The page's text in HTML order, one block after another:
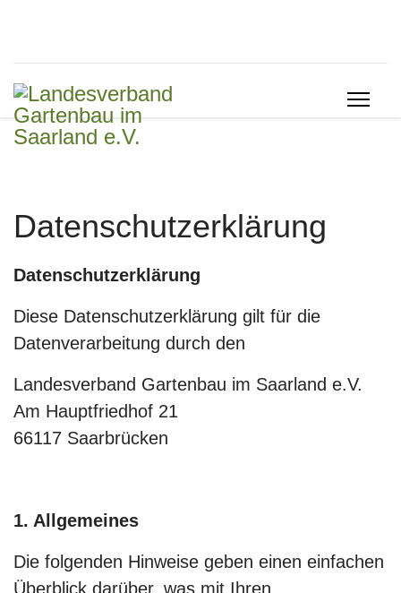
Datenschutzerklärung
Datenschutzerklärung
Diese Datenschutzerklärung gilt für die
Datenverarbeitung durch den
Landesverband Gartenbau im Saarland e.V.
Am Hauptfriedhof 21
66117 Saarbrücken
1. Allgemeines
Die folgenden Hinweise geben einen einfachen
Überblick darüber, was mit Ihren